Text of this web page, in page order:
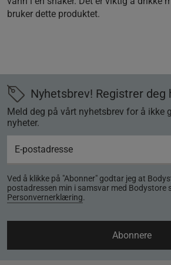
bruker dette produktet.
Nyhetsbrev! Registrer deg
Meld deg på vårt nyhetsbrev for å ikke
nyheter.
Ved å klikke på "Abonner" godtar jeg at
postadressen min i samsvar med Bodystore
Personvernerklæring.
Abonnere